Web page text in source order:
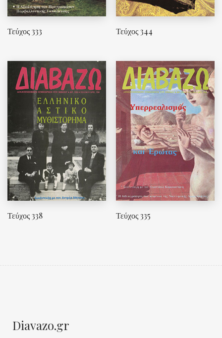
Τεύχος 333 Τεύχος 344
Τεύχος 338 Τεύχος 335
Diavazo.gr